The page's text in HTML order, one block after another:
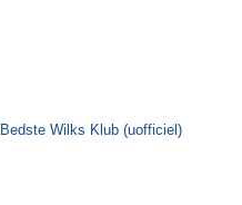
Bedste Wilks Klub (uofficiel)